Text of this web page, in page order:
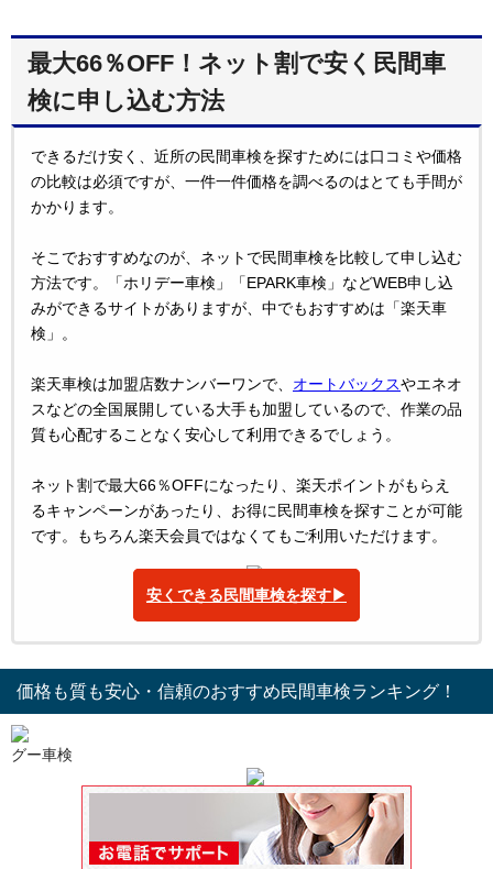
最大66％OFF！ネット割で安く民間車
検に申し込む方法
できるだけ安く、近所の民間車検を探すためには口コミや価格
の比較は必須ですが、一件一件価格を調べるのはとても手間が
かかります。
そこでおすすめなのが、ネットで民間車検を比較して申し込む
方法です。「ホリデー車検」「EPARK車検」などWEB申し込
みができるサイトがありますが、中でもおすすめは「楽天車
検」。
楽天車検は加盟店数ナンバーワンで、 オートバックスやエネオ
スなどの全国展開している大手も加盟しているので、作業の品
質も心配することなく安心して利用できるでしょう。
ネット割で最大66％OFFになったり、楽天ポイントがもらえ
るキャンペーンがあったり、お得に民間車検を探すことが可能
です。もちろん楽天会員ではなくてもご利用いただけます。
安くできる民間車検を探す▶︎
価格も質も安心・信頼のおすすめ民間車検ランキング！
グー車検